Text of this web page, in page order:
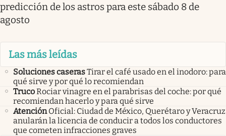
predicción de los astros para este sábado 8 de
agosto
Las más leídas
Soluciones caserasTirar el café usado en el inodoro: para
qué sirve y por qué lo recomiendan
TrucoRociar vinagre en el parabrisas del coche: por qué
recomiendan hacerlo y para qué sirve
Atención Oficial: Ciudad de México, Querétaro y Veracruz
anularán la licencia de conducir a todos los conductores
que cometen infracciones graves